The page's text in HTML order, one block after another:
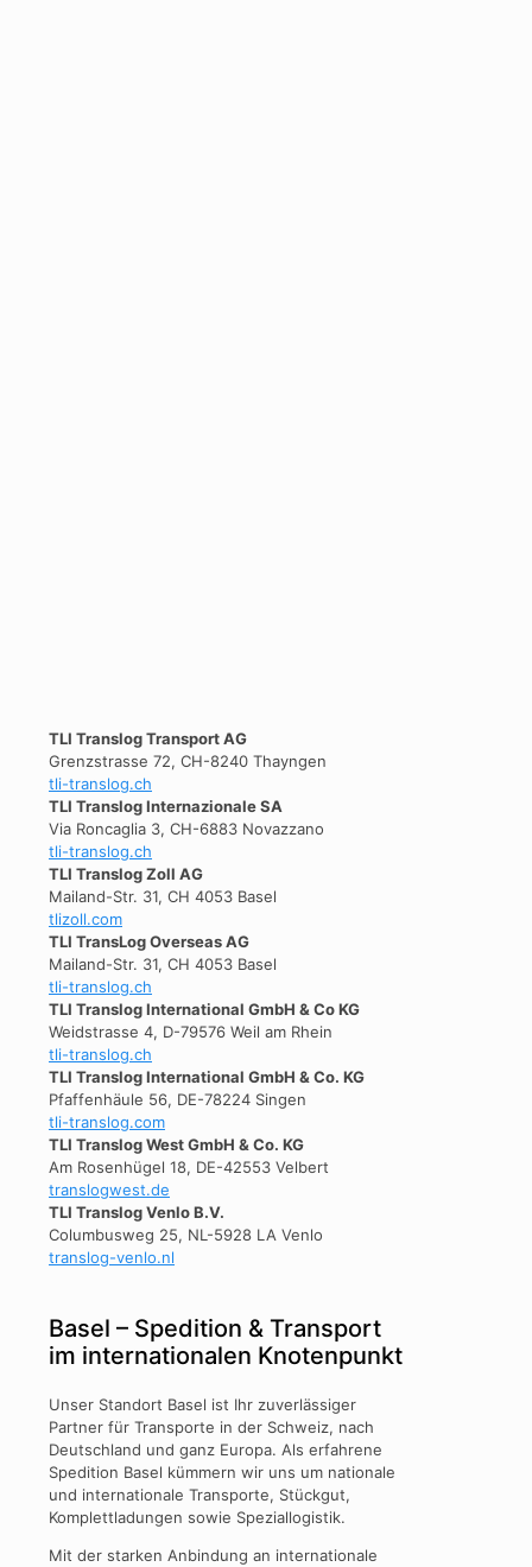
TLI Translog Transport AG
Grenzstrasse 72, CH-8240 Thayngen
tli-translog.ch
TLI Translog Internazionale SA
Via Roncaglia 3, CH-6883 Novazzano
tli-translog.ch
TLI Translog Zoll AG
Mailand-Str. 31, CH 4053 Basel
tlizoll.com
TLI TransLog Overseas AG
Mailand-Str. 31, CH 4053 Basel
tli-translog.ch
TLI Translog International GmbH & Co KG
Weidstrasse 4, D-79576 Weil am Rhein
tli-translog.ch
TLI Translog International GmbH & Co. KG
Pfaffenhäule 56, DE-78224 Singen
tli-translog.com
TLI Translog West GmbH & Co. KG
Am Rosenhügel 18, DE-42553 Velbert
translogwest.de
TLI Translog Venlo B.V.
Columbusweg 25, NL-5928 LA Venlo
translog-venlo.nl
Basel – Spedition & Transport
im internationalen Knotenpunkt
Unser Standort Basel ist Ihr zuverlässiger
Partner für Transporte in der Schweiz, nach
Deutschland und ganz Europa. Als erfahrene
Spedition Basel kümmern wir uns um nationale
und internationale Transporte, Stückgut,
Komplettladungen sowie Speziallogistik.
Mit der starken Anbindung an internationale